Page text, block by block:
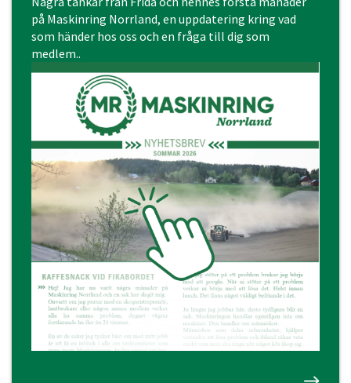
på Maskinring Norrland, en uppdatering kring vad
som händer hos oss och en fråga till dig som
medlem..